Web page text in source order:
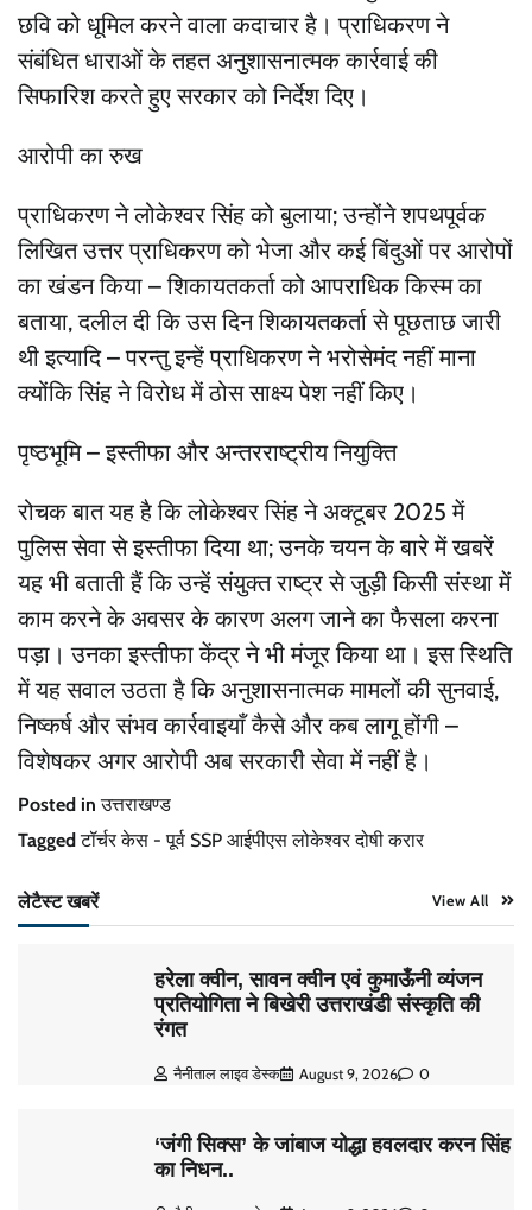
छवि को धूमिल करने वाला कदाचार है। प्राधिकरण ने
संबंधित धाराओं के तहत अनुशासनात्मक कार्रवाई की
सिफारिश करते हुए सरकार को निर्देश दिए।
आरोपी का रुख
प्राधिकरण ने लोकेश्वर सिंह को बुलाया; उन्होंने शपथपूर्वक
लिखित उत्तर प्राधिकरण को भेजा और कई बिंदुओं पर आरोपों
का खंडन किया – शिकायतकर्ता को आपराधिक किस्म का
बताया, दलील दी कि उस दिन शिकायतकर्ता से पूछताछ जारी
थी इत्यादि – परन्तु इन्हें प्राधिकरण ने भरोसेमंद नहीं माना
क्योंकि सिंह ने विरोध में ठोस साक्ष्य पेश नहीं किए।
पृष्ठभूमि – इस्तीफा और अन्तरराष्ट्रीय नियुक्ति
रोचक बात यह है कि लोकेश्वर सिंह ने अक्टूबर 2025 में
पुलिस सेवा से इस्तीफा दिया था; उनके चयन के बारे में खबरें
यह भी बताती हैं कि उन्हें संयुक्त राष्ट्र से जुड़ी किसी संस्था में
काम करने के अवसर के कारण अलग जाने का फैसला करना
पड़ा। उनका इस्तीफा केंद्र ने भी मंजूर किया था। इस स्थिति
में यह सवाल उठता है कि अनुशासनात्मक मामलों की सुनवाई,
निष्कर्ष और संभव कार्रवाइयाँ कैसे और कब लागू होंगी –
विशेषकर अगर आरोपी अब सरकारी सेवा में नहीं है।
Posted inउत्तराखण्ड
Taggedटॉर्चर केस - पूर्व SSP आईपीएस लोकेश्वर दोषी करार
लेटैस्ट खबरें View All
हरेला क्वीन, सावन क्वीन एवं कुमाऊँनी व्यंजन
प्रतियोगिता ने बिखेरी उत्तराखंडी संस्कृति की
रंगत
नैनीताल लाइव डेस्क August 9, 2026 0
‘जंगी सिक्स’ के जांबाज योद्धा हवलदार करन सिंह
का निधन..